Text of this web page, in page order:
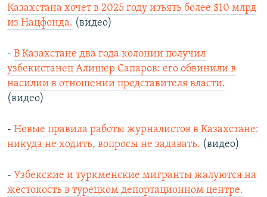
Казахстана хочет в 2025 году изъять более $10 млрд
из Нацфонда. (видео)
- В Казахстане два года колонии получил
узбекистанец Алишер Сапаров: его обвинили в
насилии в отношении представителя власти.
(видео)
- Новые правила работы журналистов в Казахстане:
никуда не ходить, вопросы не задавать. (видео)
- Узбекские и туркменские мигранты жалуются на
жестокость в турецком депортационном центре.